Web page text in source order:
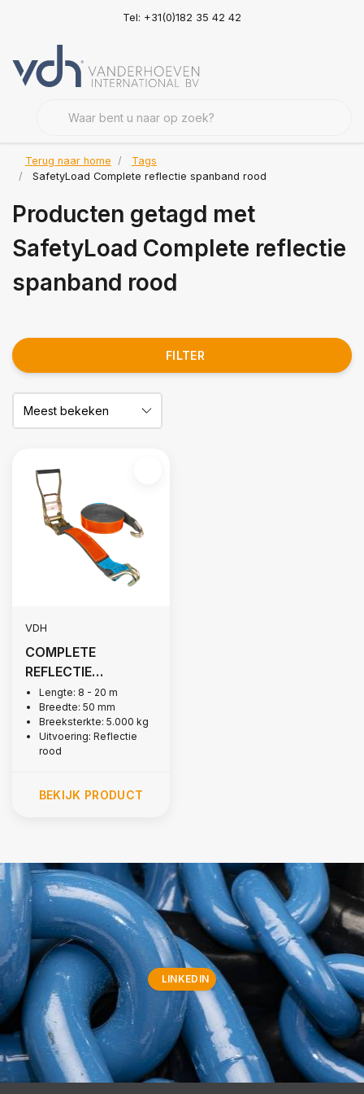
Tel: +31(0)182 35 42 42
Terug naar home
Tags
SafetyLoad Complete reflectie spanband rood
Producten getagd met
SafetyLoad Complete reflectie
spanband rood
FILTER
VDH
COMPLETE
REFLECTIE
SPANBAND ROOD,
5.000 KG
Lengte: 8 - 20 m
Breedte: 50 mm
Breeksterkte: 5.000 kg
Uitvoering: Reflectie
rood
BEKIJK PRODUCT
LINKEDIN